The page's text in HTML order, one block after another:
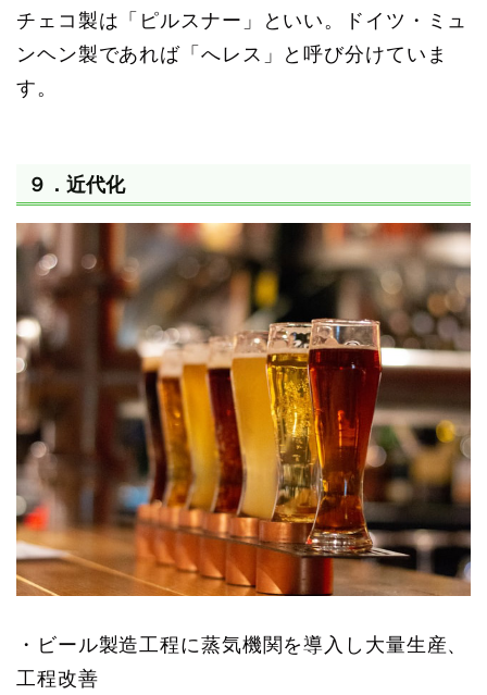
チェコ製は「ピルスナー」といい。ドイツ・ミュ
ンヘン製であれば「へレス」と呼び分けていま
す。
９．近代化
・ビール製造工程に蒸気機関を導入し大量生産、
工程改善